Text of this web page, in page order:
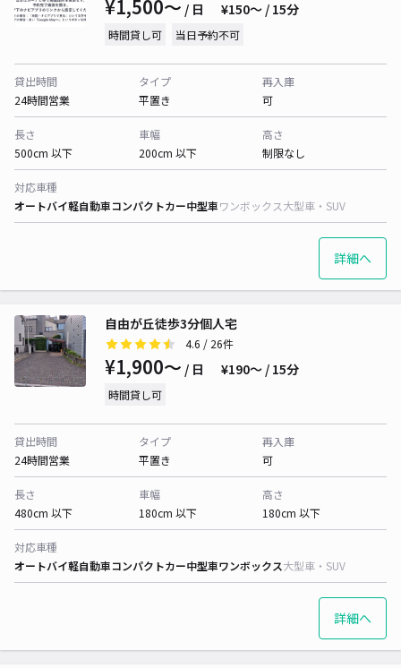
¥1,500〜 / 日 ¥150〜 / 15分
時間貸し可 当日予約不可
貸出時間
24時間営業
タイプ
平置き
再入庫
可
長さ
500cm 以下
車幅
200cm 以下
高さ
制限なし
対応車種
オートバイ軽自動車コンパクトカー中型車ワンボックス大型車・SUV
詳細へ
自由が丘徒歩3分個人宅
4.6 / 26件
¥1,900〜 / 日 ¥190〜 / 15分
時間貸し可
貸出時間
24時間営業
タイプ
平置き
再入庫
可
長さ
480cm 以下
車幅
180cm 以下
高さ
180cm 以下
対応車種
オートバイ軽自動車コンパクトカー中型車ワンボックス大型車・SUV
詳細へ